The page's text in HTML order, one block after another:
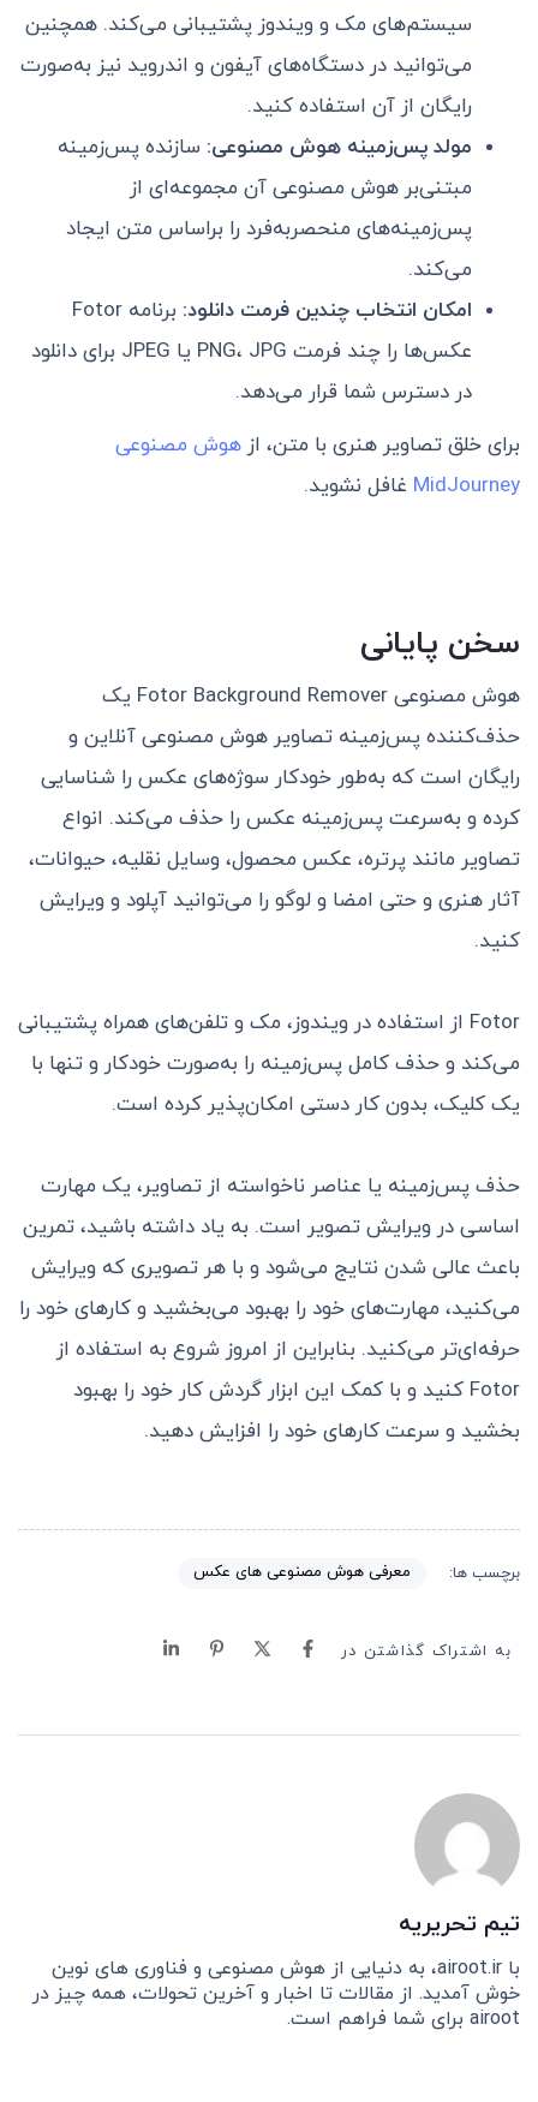
سیستم‌های مک و ویندوز پشتیبانی می‌کند. همچنین
می‌توانید در دستگاه‌های آیفون و اندروید نیز به‌صورت
رایگان از آن استفاده کنید.
مولد پس‌زمینه هوش مصنوعی: سازنده پس‌زمینه
مبتنی‌بر هوش مصنوعی آن مجموعه‌ای از
پس‌زمینه‌های منحصر‌به‌فرد را بر‌اساس متن ایجاد
می‌کند.
امکان انتخاب چندین فرمت دانلود:
برنامه Fotor
عکس‌ها را چند فرمت PNG، JPG یا JPEG برای دانلود
در دسترس شما قرار می‌دهد.
برای خلق تصاویر هنری با متن، از هوش مصنوعی
MidJourney غافل نشوید.
سخن پایانی
هوش مصنوعی Fotor Background Remover یک
حذف‌کننده پس‌زمینه تصاویر هوش مصنوعی آنلاین و
رایگان است که به‌طور خودکار سوژه‌های عکس را شناسایی
کرده و به‌سرعت پس‌زمینه عکس را حذف می‌کند. انواع
تصاویر مانند پرتره، عکس محصول، وسایل نقلیه، حیوانات،
آثار هنری و حتی امضا و لوگو را می‌توانید آپلود و ویرایش
کنید.
Fotor از استفاده در ویندوز، مک و تلفن‌های همراه پشتیبانی
می‌کند و حذف کامل پس‌زمینه را به‌صورت خودکار و تنها با
یک کلیک، بدون کار دستی امکان‌پذیر کرده است.
حذف پس‌زمینه یا عناصر ناخواسته از تصاویر، یک مهارت
اساسی در ویرایش تصویر است. به یاد داشته باشید، تمرین
باعث عالی شدن نتایج می‌شود و با هر تصویری که ویرایش
می‌کنید، مهارت‌های خود را بهبود می‌بخشید و کارهای خود را
حرفه‌ای‌تر می‌کنید. بنابراین از امروز شروع به استفاده از
Fotor کنید و با کمک این ابزار گردش کار خود را بهبود
بخشید و سرعت کارهای خود را افزایش دهید.
برچسب ها: معرفی هوش مصنوعی های عکس
به اشتراک گذاشتن در
تیم تحریریه
با airoot.ir، به دنیایی از هوش مصنوعی و فناوری های نوین
خوش آمدید. از مقالات تا اخبار و آخرین تحولات، همه چیز در
airoot برای شما فراهم است.